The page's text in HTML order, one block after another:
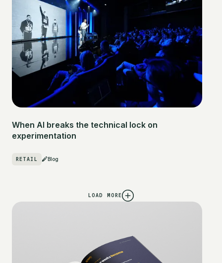
When AI breaks the technical lock on
experimentation
RETAIL Blog
LOAD MORE